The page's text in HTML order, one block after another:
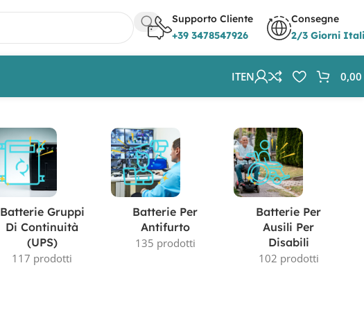
Supporto Cliente
+39 3478547926
Consegne
2/3 Giorni
ITEN
0,00
Batterie Gruppi
Di Continuità
(UPS)
117 prodotti
Batterie Per
Antifurto
135 prodotti
Batterie Per
Ausili Per
Disabili
102 prodotti